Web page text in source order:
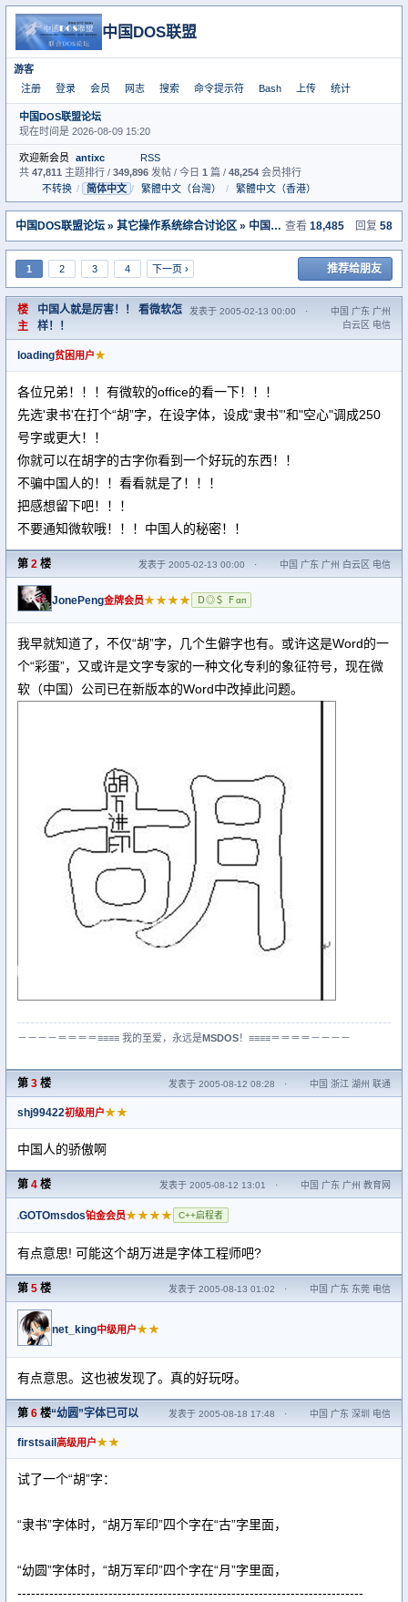
中国DOS联盟
游客
注册
登录 会员 网志 搜索 命令提示符 Bash 上传 统计
中国DOS联盟论坛
现在时间是 2026-08-09 15:20
欢迎新会员 antixc
RSS
共 47,811 主题排行 / 349,896 发帖 / 今日 1 篇 / 48,254 会员排行
不转换 / 简体中文 / 繁體中文（台灣） / 繁體中文（香港）
中国DOS联盟论坛 » 其它操作系统综合讨论区 » 中国人就是厉害！！ 看微软怎样！！ 查看 18,485 回复 58
1 2 3 4 下一页 › 推荐给朋友
楼
主
中国人就是厉害！！ 看微软怎
样！！
发表于 2005-02-13 00:00 ·
中国 广东 广州
白云区 电信
loading贫困用户★
各位兄弟！！！有微软的office的看一下！！！
先选'隶书'在打个“胡”字，在设字体，设成“隶书”'和"空心"调成250
号字或更大！！
你就可以在胡字的古字你看到一个好玩的东西！！
不骗中国人的！！看看就是了！！！
把感想留下吧！！！
不要通知微软哦！！！中国人的秘密！！
第 2 楼 发表于 2005-02-13 00:00 · 中国 广东 广州 白云区 电信
JonePeng金牌会员★★★★ Ｄ◎＄ Ｆαп
我早就知道了，不仅“胡”字，几个生僻字也有。或许这是Word的一
个“彩蛋”，又或许是文字专家的一种文化专利的象征符号，现在微
软（中国）公司已在新版本的Word中改掉此问题。
－－－－＝＝＝＝≡≡≡≡ 我的至爱，永远是MSDOS！≡≡≡≡＝＝＝＝－－－－
第 3 楼 发表于 2005-08-12 08:28 · 中国 浙江 湖州 联通
shj99422初级用户★★
中国人的骄傲啊
第 4 楼 发表于 2005-08-12 13:01 · 中国 广东 广州 教育网
GOTOmsdos铂金会员★★★★ C++启程者
有点意思! 可能这个胡万进是字体工程师吧?
第 5 楼 发表于 2005-08-13 01:02 · 中国 广东 东莞 电信
net_king中级用户★★
有点意思。这也被发现了。真的好玩呀。
第 6 楼“幼圆”字体已可以 发表于 2005-08-18 17:48 · 中国 广东 深圳 电信
firstsail 高级用户★★
试了一个“胡”字：
“隶书”字体时，“胡万军印”四个字在“古”字里面，
“幼圆”字体时，“胡万军印”四个字在“月”字里面，
----------------------------------------------------------------------------